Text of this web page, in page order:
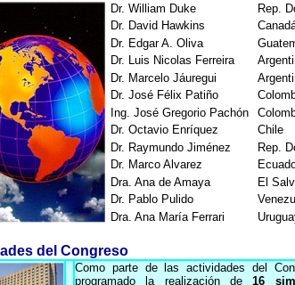
Dr. William Duke
Rep.
Dr. David Hawkins
Dr. Edgar A. Oliva
Dr. Luis Nicolas Ferreira
Dr. Marcelo Jáuregui
Dr. José Félix Patiño
Ing. José Gregorio Pachón
Dr. Octavio Enríquez
Chile
Dr. Raymundo Jiménez
Rep.
Dr. Marco Alvarez
Dra. Ana de Amaya
El
Dr. Pablo Pulido
Dra. Ana María Ferrari
del Congreso
Como parte de las actividades del
programado la realización de16